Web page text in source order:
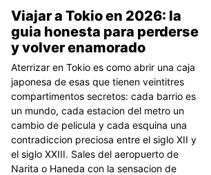
Viajar a Tokio en 2026: la
guia honesta para perderse
y volver enamorado
Aterrizar en Tokio es como abrir una caja
japonesa de esas que tienen veintitres
compartimentos secretos: cada barrio es
un mundo, cada estacion del metro un
cambio de pelicula y cada esquina una
contradiccion preciosa entre el siglo XII y
el siglo XXIII. Sales del aeropuerto de
Narita o Haneda con la sensacion de